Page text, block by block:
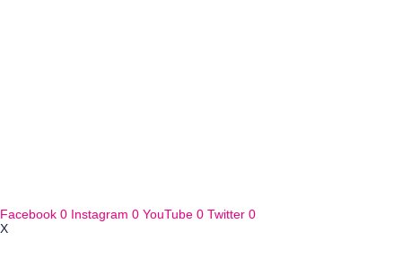
Facebook 0 Instagram 0 YouTube 0 Twitter 0
X